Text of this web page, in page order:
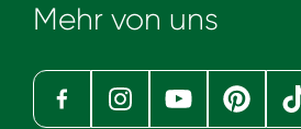
Mehr von uns